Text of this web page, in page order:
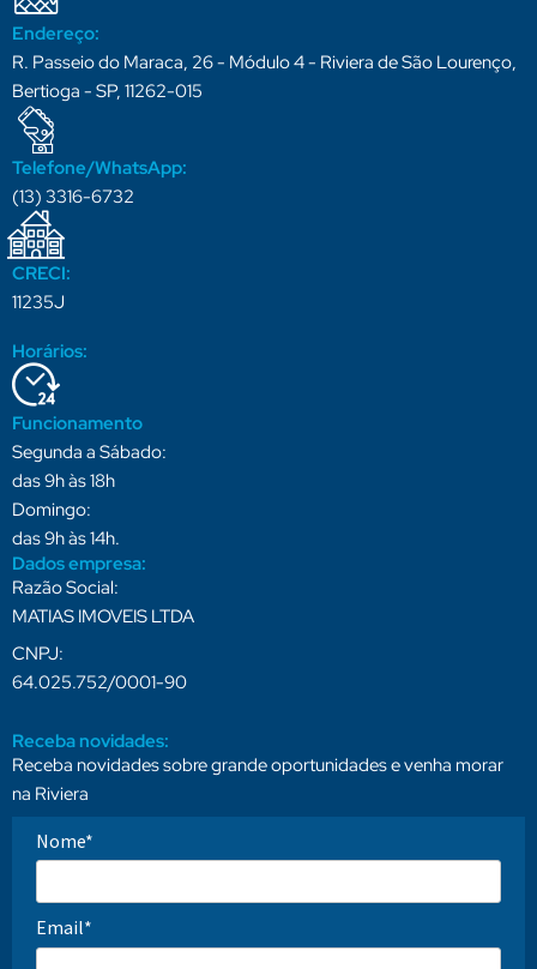
Endereço:
R. Passeio do Maraca, 26 - Módulo 4 - Riviera de São Lourenço,
Bertioga - SP, 11262-015
Telefone/WhatsApp:
(13) 3316-6732
CRECI:
11235J
Horários:
Funcionamento
Segunda a Sábado:
das 9h às 18h
Domingo:
das 9h às 14h.
Dados empresa:
Razão Social:
MATIAS IMOVEIS LTDA
CNPJ:
64.025.752/0001-90
Receba novidades:
Receba novidades sobre grande oportunidades e venha morar
na Riviera
Nome*
Email*